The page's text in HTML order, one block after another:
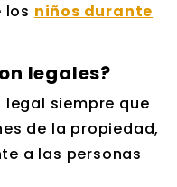
los niños durante
legales?
legal siempre que
de la propiedad,
a las personas